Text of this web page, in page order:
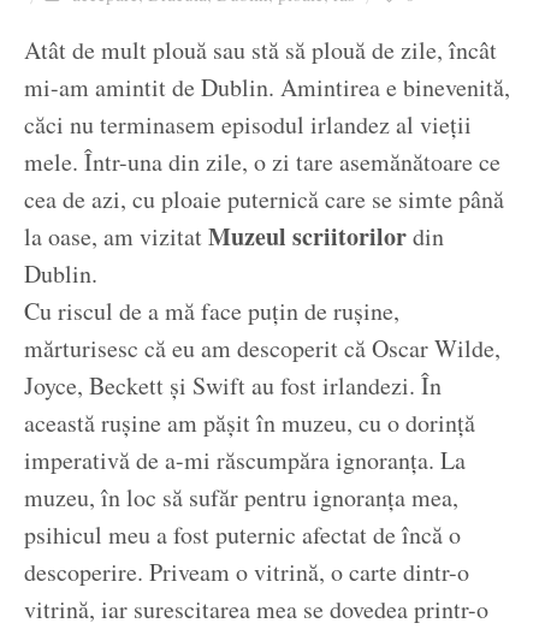
Atât de mult plouă sau stă să plouă de zile, încât
mi-am amintit de Dublin. Amintirea e binevenită,
căci nu terminasem episodul irlandez al vieții
mele. Într-una din zile, o zi tare asemănătoare ce
cea de azi, cu ploaie puternică care se simte până
la oase, am vizitatMuzeul scriitorilordin
Dublin.
Cu riscul de a mă face puțin de rușine,
mărturisesc că eu am descoperit că Oscar Wilde,
Joyce, Beckett și Swift au fost irlandezi. În
această rușine am pășit în muzeu, cu o dorință
imperativă de a-mi răscumpăra ignoranța. La
muzeu, în loc să sufăr pentru ignoranța mea,
psihicul meu a fost puternic afectat de încă o
descoperire. Priveam o vitrină, o carte dintr-o
vitrină, iar surescitarea mea se dovedea printr-o